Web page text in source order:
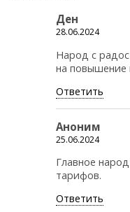
Ден
28.06.2024
Народ с
на повышение
Ответить
Аноним
25.06.2024
Главное
тарифов.
Ответить